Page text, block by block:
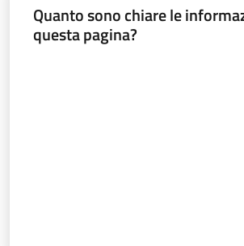
Quanto sono chiare le
questa pagina?